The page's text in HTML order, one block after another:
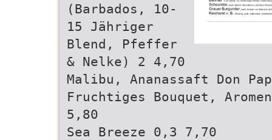
(Barbados, 10-
15 Jähriger
Blend, Pfeffer
& Nelke) 2 4,70
Malibu, Ananassaft Don
Fruchtiges Bouquet,
5,80
Sea Breeze 0,3 7,70